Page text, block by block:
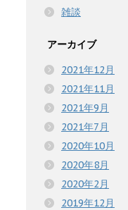
雑談
アーカイブ
2021年12月
2021年11月
2021年9月
2021年7月
2020年10月
2020年8月
2020年2月
2019年12月